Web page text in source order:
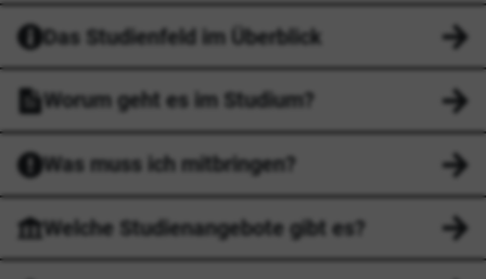
Das Studienfeld im Überblick
Worum geht es im Studium?
Was muss ich mitbringen?
Welche Studienangebote gibt es?